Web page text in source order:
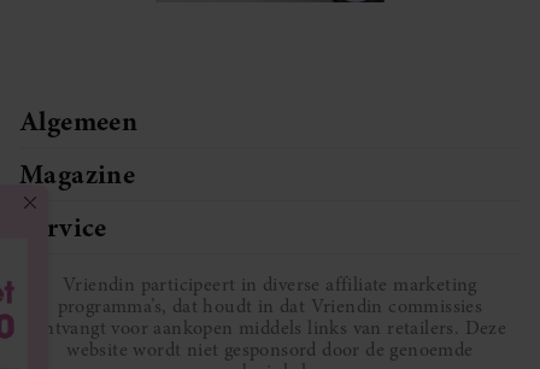
Algemeen
Magazine
Service
Vriendin participeert in diverse affiliate marketing
programma’s, dat houdt in dat Vriendin commissies
ontvangt voor aankopen middels links van retailers. Deze
website wordt niet gesponsord door de genoemde